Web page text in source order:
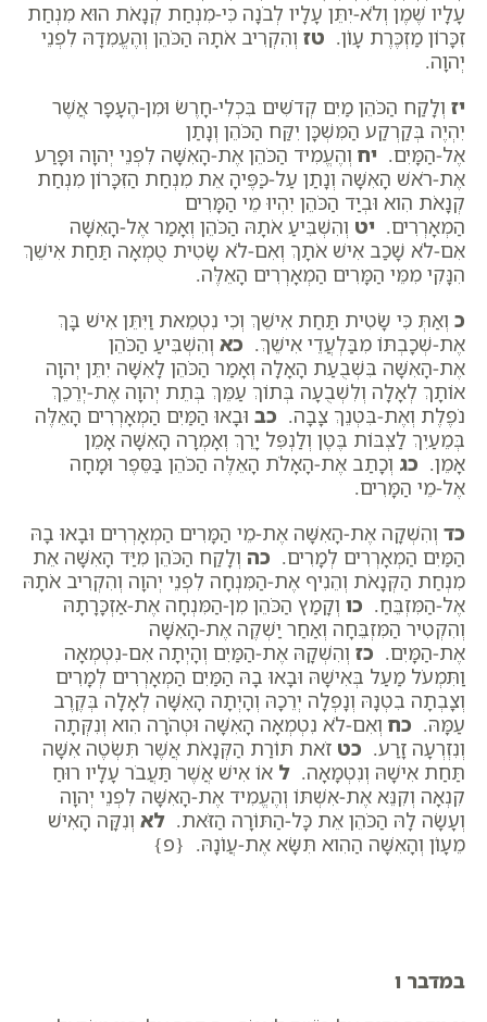
עָלָיו שֶׁמֶן וְלֹא-יִתֵּן עָלָיו לְבֹנָה כִּי-מִנְחַת קְנָאֹת הוּא מִנְחַת
זִכָּרוֹן מַזְכֶּרֶת עָו‍ֹן. טז וְהִקְרִיב אֹתָהּ הַכֹּהֵן וְהֶעֱמִדָהּ לִפְנֵי
יְהוָה.
יז וְלָקַח הַכֹּהֵן מַיִם קְדֹשִׁים בִּכְלִי-חָרֶשׂ וּמִן-הֶעָפָר אֲשֶׁר
יִהְיֶה בְּקַרְקַע הַמִּשְׁכָּן יִקַּח הַכֹּהֵן וְנָתַן
אֶל-הַמָּיִם. יח וְהֶעֱמִיד הַכֹּהֵן אֶת-הָאִשָּׁה לִפְנֵי יְהוָה וּפָרַע
אֶת-רֹאשׁ הָאִשָּׁה וְנָתַן עַל-כַּפֶּיהָ אֵת מִנְחַת הַזִּכָּרוֹן מִנְחַת
קְנָאֹת הִוא וּבְיַד הַכֹּהֵן יִהְיוּ מֵי הַמָּרִים
הַמְאָרְרִים. יט וְהִשְׁבִּיעַ אֹתָהּ הַכֹּהֵן וְאָמַר אֶל-הָאִשָּׁה
אִם-לֹא שָׁכַב אִישׁ אֹתָךְ וְאִם-לֹא שָׂטִית טֻמְאָה תַּחַת אִישֵׁךְ
הִנָּקִי מִמֵּי הַמָּרִים הַמְאָרְרִים הָאֵלֶּה.
כ וְאַתְּ כִּי שָׂטִית תַּחַת אִישֵׁךְ וְכִי נִטְמֵאת וַיִּתֵּן אִישׁ בָּךְ
אֶת-שְׁכָבְתּוֹ מִבַּלְעֲדֵי אִישֵׁךְ. כא וְהִשְׁבִּיעַ הַכֹּהֵן
אֶת-הָאִשָּׁה בִּשְׁבֻעַת הָאָלָה וְאָמַר הַכֹּהֵן לָאִשָּׁה יִתֵּן יְהוָה
אוֹתָךְ לְאָלָה וְלִשְׁבֻעָה בְּתוֹךְ עַמֵּךְ בְּתֵת יְהוָה אֶת-יְרֵכֵךְ
נֹפֶלֶת וְאֶת-בִּטְנֵךְ צָבָה. כב וּבָאוּ הַמַּיִם הַמְאָרְרִים הָאֵלֶּה
בְּמֵעַיִךְ לַצְבּוֹת בֶּטֶן וְלַנְפִּל יָרֵךְ וְאָמְרָה הָאִשָּׁה אָמֵן
אָמֵן. כג וְכָתַב אֶת-הָאָלֹת הָאֵלֶּה הַכֹּהֵן בַּסֵּפֶר וּמָחָה
אֶל-מֵי הַמָּרִים.
כד וְהִשְׁקָה אֶת-הָאִשָּׁה אֶת-מֵי הַמָּרִים הַמְאָרְרִים וּבָאוּ בָהּ
הַמַּיִם הַמְאָרְרִים לְמָרִים. כה וְלָקַח הַכֹּהֵן מִיַּד הָאִשָּׁה אֵת
מִנְחַת הַקְּנָאֹת וְהֵנִיף אֶת-הַמִּנְחָה לִפְנֵי יְהוָה וְהִקְרִיב אֹתָהּ
אֶל-הַמִּזְבֵּחַ. כו וְקָמַץ הַכֹּהֵן מִן-הַמִּנְחָה אֶת-אַזְכָּרָתָהּ
וְהִקְטִיר הַמִּזְבֵּחָה וְאַחַר יַשְׁקֶה אֶת-הָאִשָּׁה
אֶת-הַמָּיִם. כז וְהִשְׁקָהּ אֶת-הַמַּיִם וְהָיְתָה אִם-נִטְמְאָה
וַתִּמְעֹל מַעַל בְּאִישָׁהּ וּבָאוּ בָהּ הַמַּיִם הַמְאָרְרִים לְמָרִים
וְצָבְתָה בִטְנָהּ וְנָפְלָה יְרֵכָהּ וְהָיְתָה הָאִשָּׁה לְאָלָה בְּקֶרֶב
עַמָּהּ. כח וְאִם-לֹא נִטְמְאָה הָאִשָּׁה וּטְהֹרָה הִוא וְנִקְּתָה
וְנִזְרְעָה זָרַע. כט זֹאת תּוֹרַת הַקְּנָאֹת אֲשֶׁר תִּשְׂטֶה אִשָּׁה
תַּחַת אִישָׁהּ וְנִטְמָאָה. ל אוֹ אִישׁ אֲשֶׁר תַּעֲבֹר עָלָיו רוּחַ
קִנְאָה וְקִנֵּא אֶת-אִשְׁתּוֹ וְהֶעֱמִיד אֶת-הָאִשָּׁה לִפְנֵי יְהוָה
וְעָשָׂה לָהּ הַכֹּהֵן אֵת כָּל-הַתּוֹרָה הַזֹּאת. לא וְנִקָּה הָאִישׁ
מֵעָו‍ֹן וְהָאִשָּׁה הַהִוא תִּשָּׂא אֶת-עֲו‍ֹנָהּ. {פ}
במדבר ו